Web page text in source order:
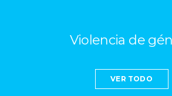
Violencia de
VER TODO